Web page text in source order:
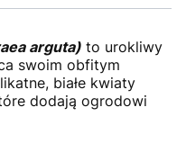
arguta) to urokliwy
swoim obfitym
białe kwiaty
dodają ogrodowi